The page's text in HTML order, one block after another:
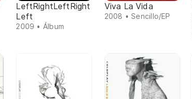
LeftRightLeftRight
Left
2009 • Álbum
Viva La Vida
2008 • Sencillo/EP